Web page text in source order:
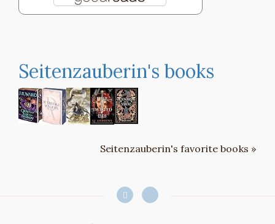
Seitenzauberin's books
Seitenzauberin's favorite books »